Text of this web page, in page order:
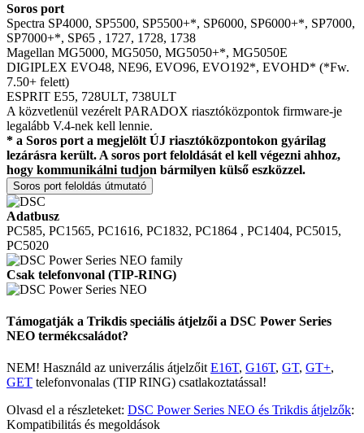
Soros port
Spectra SP4000, SP5500, SP5500+*, SP6000, SP6000+*, SP7000,
SP7000+*, SP65 , 1727, 1728, 1738
Magellan MG5000, MG5050, MG5050+*, MG5050E
DIGIPLEX EVO48, NE96, EVO96, EVO192*, EVOHD* (*Fw.
7.50+ felett)
ESPRIT E55, 728ULT, 738ULT
A közvetlenül vezérelt PARADOX riasztóközpontok firmware-je
legalább V.4-nek kell lennie.
* a Soros port a megjelölt ÚJ riasztóközpontokon gyárilag
lezárásra került. A soros port feloldását el kell végezni ahhoz,
hogy kommunikálni tudjon bármilyen külső eszközzel.
Soros port feloldás útmutató
Adatbusz
PC585, PC1565, PC1616, PC1832, PC1864 , PC1404, PC5015,
PC5020
Csak telefonvonal (TIP-RING)
Támogatják a Trikdis speciális átjelzői a DSC Power Series
NEO termékcsaládot?
NEM! Használd az univerzális átjelzőitE16T, G16T, GT, GT+,
GET telefonvonalas (TIP RING) csatlakoztatással!
Olvasd el a részleteket: DSC Power Series NEO és Trikdis átjelzők:
Kompatibilitás és megoldások